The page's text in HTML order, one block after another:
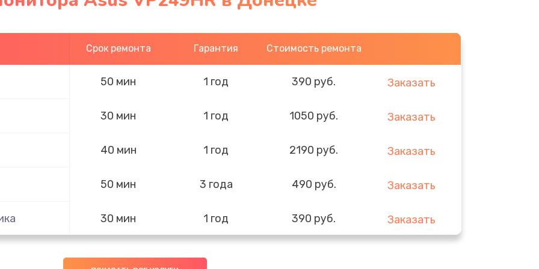
Срок ремонта Гарантия Стоимость ремонта
50 мин 1 год 390 руб. Заказать
30 мин 1 год 1050 руб. Заказать
40 мин 1 год 2190 руб. Заказать
50 мин 3 года 490 руб. Заказать
30 мин 1 год 390 руб. Заказать